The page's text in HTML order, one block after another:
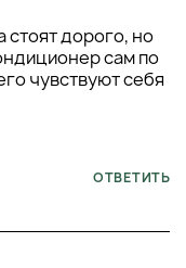
дорого, но
сам по
чувствуют себя
ОТВЕТИТЬ